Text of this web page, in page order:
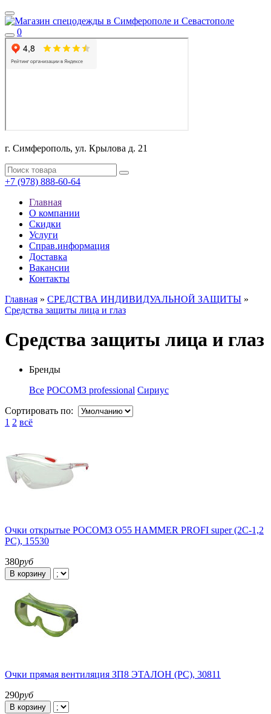
0
г. Симферополь, ул. Крылова д. 21
+7 (978) 888-60-64
Главная
О компании
Скидки
Услуги
Справ.информация
Доставка
Вакансии
Контакты
Главная » СРЕДСТВА ИНДИВИДУАЛЬНОЙ ЗАЩИТЫ »
Средства защиты лица и глаз
Средства защиты лица и глаз
Бренды
Все РОСОМЗ professional Сириус
Сортировать по:
1 2 всё
Очки открытые РОСОМЗ О55 HAMMER PROFI super (2C-1,2
PC), 15530
380руб
В корзину
Очки прямая вентиляция ЗП8 ЭТАЛОН (РС), 30811
290руб
В корзину